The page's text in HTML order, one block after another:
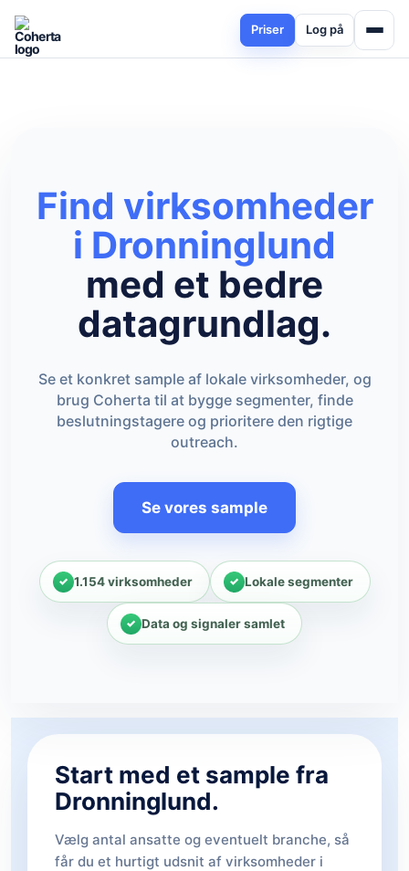
Priser Log på
Find virksomheder
i Dronninglund
med et bedre
datagrundlag.
Se et konkret sample af lokale virksomheder, og
brug Coherta til at bygge segmenter, finde
beslutningstagere og prioritere den rigtige
outreach.
Se vores sample
1.154 virksomheder Lokale segmenter
Data og signaler samlet
Start med et sample fra
Dronninglund.
Vælg antal ansatte og eventuelt branche, så
får du et hurtigt udsnit af virksomheder i